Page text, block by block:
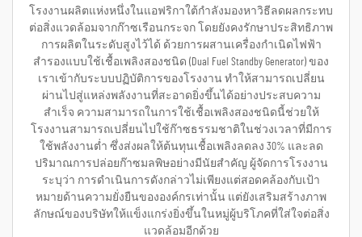
โรงงานผลิตแห่งหนึ่งในแอฟริกาใต้กำลังมองหาวิธีลดผลกระทบ
ต่อสิ่งแวดล้อมจากก๊าซเรือนกระจก โดยยังคงรักษาประสิทธิภาพ
การผลิตในระดับสูงไว้ได้ ด้วยการผสานเครื่องกำเนิดไฟฟ้า
สำรองแบบใช้เชื้อเพลิงสองชนิด (Dual Fuel Standby Generator) ของ
เราเข้ากับระบบปฏิบัติการของโรงงาน ทำให้สามารถเปลี่ยน
ผ่านไปสู่แหล่งพลังงานที่สะอาดยิ่งขึ้นได้อย่างประสบความ
สำเร็จ ความสามารถในการใช้เชื้อเพลิงสองชนิดนี้ช่วยให้
โรงงานสามารถเปลี่ยนไปใช้ก๊าซธรรมชาติในช่วงเวลาที่มีการ
ใช้พลังงานต่ำ ซึ่งส่งผลให้ต้นทุนเชื้อเพลิงลดลง 30% และลด
ปริมาณการปล่อยก๊าซมลพิษอย่างมีนัยสำคัญ ผู้จัดการโรงงาน
ระบุว่า การดำเนินการดังกล่าวไม่เพียงแต่สอดคล้องกับเป้า
หมายด้านความยั่งยืนขององค์กรเท่านั้น แต่ยังเสริมสร้างภาพ
ลักษณ์ของบริษัทให้แข็งแกร่งยิ่งขึ้นในหมู่ผู้บริโภคที่ใส่ใจต่อสิ่ง
แวดล้อมอีกด้วย